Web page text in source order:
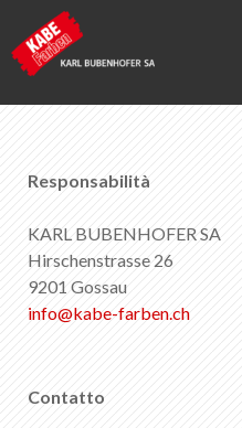
Kabe Farben
Note legali
Download
Responsabilità
KARL BUBENHOFER SA
Hirschenstrasse 26
9201 Gossau
info@kabe-farben.ch
Contatto